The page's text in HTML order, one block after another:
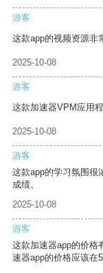
游客
这款app的视频资源非
2025-10-08
游客
这款加速器VPM应用
2025-10-08
游客
这款app的学习氛围很
成绩。
2025-10-08
游客
这款加速器app的价格
速器app的价格应该在